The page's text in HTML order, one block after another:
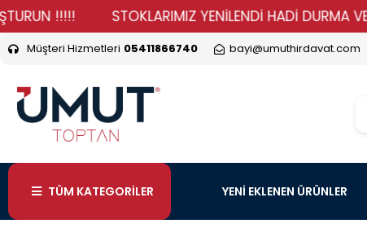
!!!!! STOKLARIMIZ YENİLENDİ HADİ DURMA VER
Müşteri Hizmetleri 05411866740 bayi@umuthirdavat.com
TÜM KATEGORİLER YENİ EKLENEN ÜRÜNLER